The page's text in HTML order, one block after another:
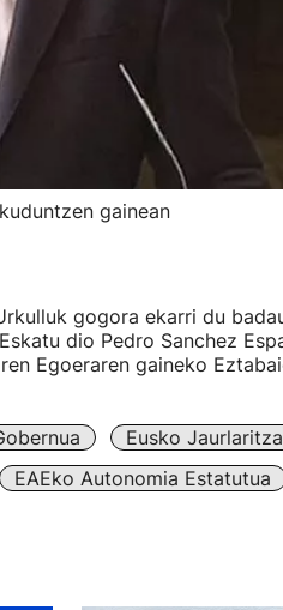
gainean
gogora ekarri du
dio Pedro Sanchez
Egoeraren gaineko
Eusko Jaurlaritza
EAEko Autonomia Estatutua